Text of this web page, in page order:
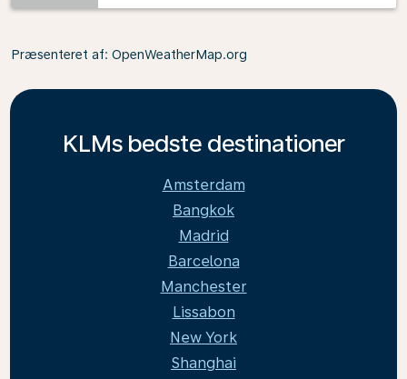
Præsenteret af: OpenWeatherMap.org
KLMs bedste destinationer
Amsterdam
Bangkok
Madrid
Barcelona
Manchester
Lissabon
New York
Shanghai